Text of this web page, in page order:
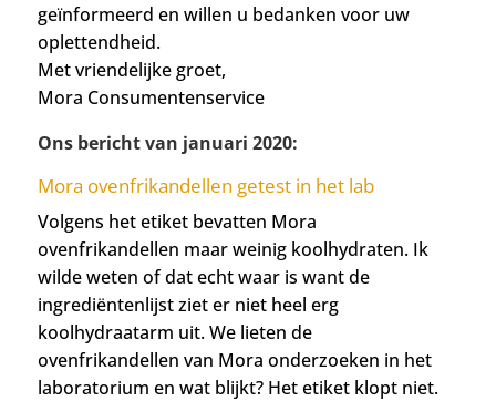
geïnformeerd en willen u bedanken voor uw
oplettendheid.
Met vriendelijke groet,
Mora Consumentenservice
Ons bericht van januari 2020:
Mora ovenfrikandellen getest in het lab
Volgens het etiket bevatten Mora
ovenfrikandellen maar weinig koolhydraten. Ik
wilde weten of dat echt waar is want de
ingrediëntenlijst ziet er niet heel erg
koolhydraatarm uit. We lieten de
ovenfrikandellen van Mora onderzoeken in het
laboratorium en wat blijkt? Het etiket klopt niet.